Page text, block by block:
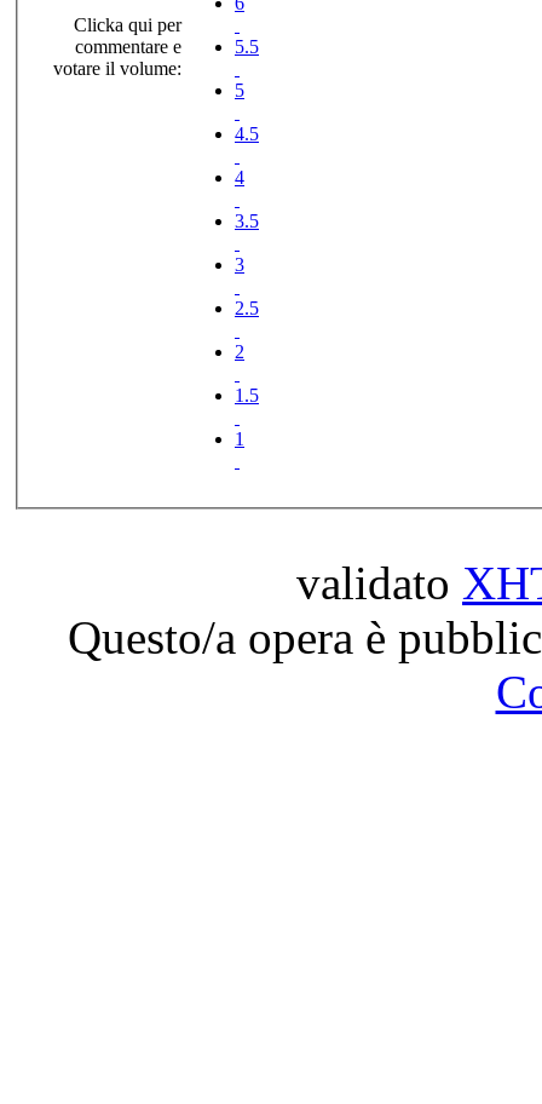
Clicka qui per
commentare e
votare il volume:
5.5
5
4.5
4
3.5
3
2.5
2
1.5
1
validato
Questo/a opera è